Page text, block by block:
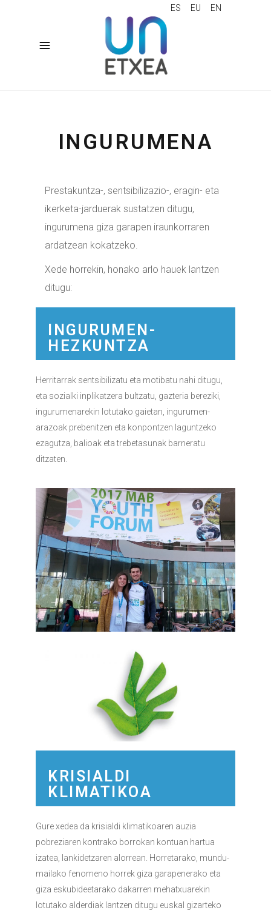
ES EU EN
INGURUMENA
Prestakuntza-, sentsibilizazio-, eragin- eta
ikerketa-jarduerak sustatzen ditugu,
ingurumena giza garapen iraunkorraren
ardatzean kokatzeko.
Xede horrekin, honako arlo hauek lantzen
ditugu:
INGURUMEN-
HEZKUNTZA
Herritarrak sentsibilizatu eta motibatu nahi ditugu,
eta sozialki inplikatzera bultzatu, gazteria bereziki,
ingurumenarekin lotutako gaietan, ingurumen-
arazoak prebenitzen eta konpontzen laguntzeko
ezagutza, balioak eta trebetasunak barneratu
ditzaten.
KRISIALDI
KLIMATIKOA
Gure xedea da krisialdi klimatikoaren auzia
pobreziaren kontrako borrokan kontuan hartua
izatea, lankidetzaren alorrean. Horretarako, mundu-
mailako fenomeno horrek giza garapenerako eta
giza eskubideetarako dakarren mehatxuarekin
lotutako alderdiak lantzen ditugu euskal gizarteko